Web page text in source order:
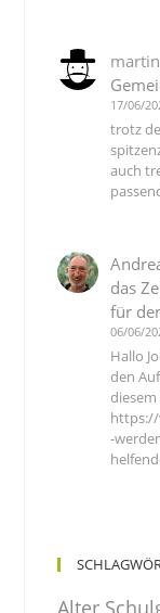
17/06/
trotz
auch
das
für
06/06/
Hallo
den
diesem
https://
-
Alter